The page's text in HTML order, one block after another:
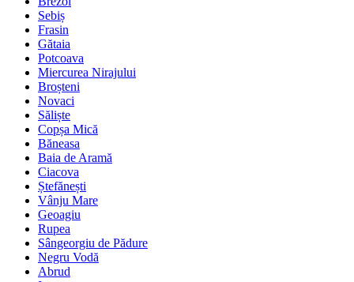
Sebiș
Frasin
Gătaia
Potcoava
Miercurea Nirajului
Broșteni
Novaci
Săliște
Copșa Mică
Băneasa
Baia de Aramă
Ciacova
Ștefănești
Vânju Mare
Geoagiu
Rupea
Sângeorgiu de Pădure
Negru Vodă
Abrud